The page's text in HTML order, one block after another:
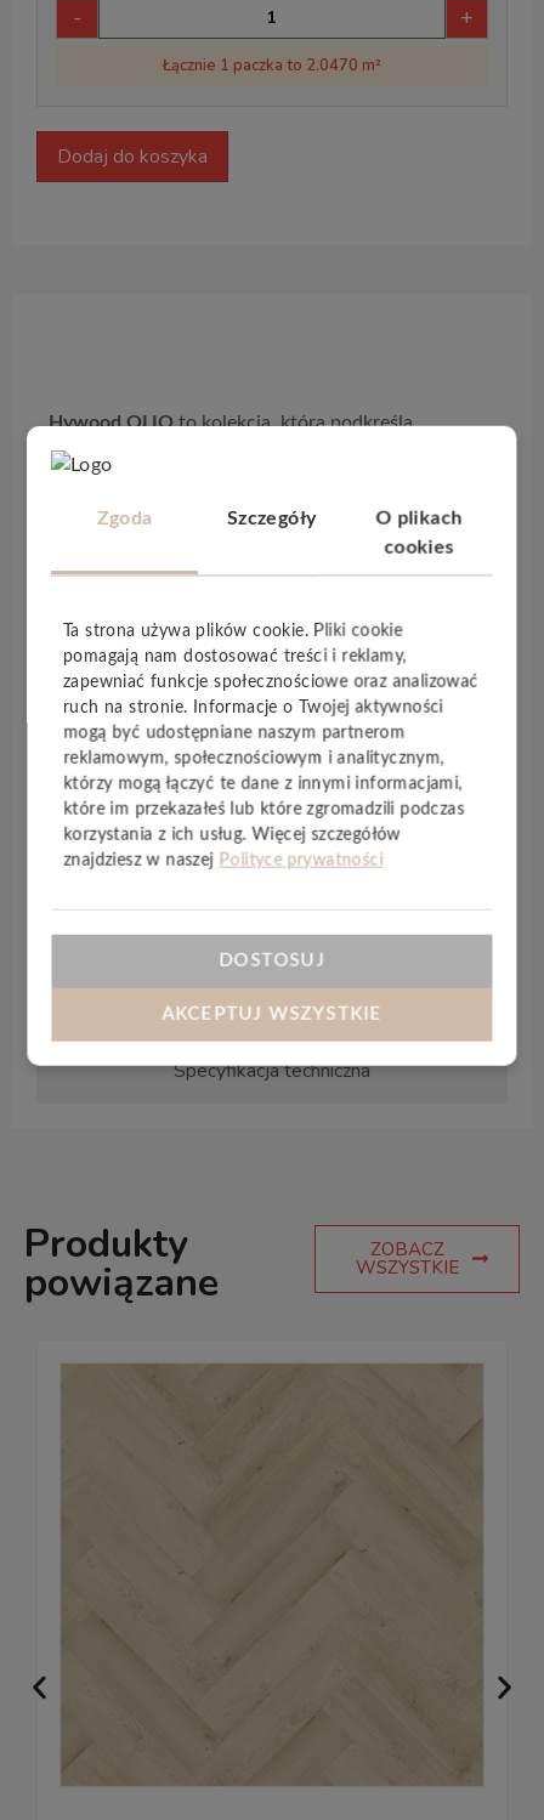
- +
Łącznie 1 paczka to 2.0470 m²
Dodaj do koszyka
Specyfikacja techniczna
Hywood OLIOto kolekcja, która podkreśla
prawdziwy, organiczny charakter drewna dzięki
wyjątkowej recepturze naturalnych olejów.
Wykorzystuje mieszanki oleju słonecznikowego, z
ostu oraz soi, dzięki czemu podłoga jest nie tylko
piękna, ale również bezpieczna dla domowników i
Każda deska jest poddawana
potrójnemu procesowi
olejowania, co znacząco zwiększa jejodporność na
wodę , zabrudzenia i nacisk. Olej głęboko wnika w
strukturę drewna, intensywnie nasycając pory i
wzmacniając materiał od środka. Dzięki temu
Hywood OLIOpozostaje trwale piękna, a jej
pielęgnacja jest prosta i naturalna.
To kolekcja stworzona dla osób, które cenią
trwałości i odporności podłogi
Produkty
powiązane
ZOBACZ
WSZYSTKIE
Zgoda Szczegóły
O plikach
cookies
Ta strona używa plików cookie. Pliki cookie
pomagają nam dostosować treści i reklamy,
zapewniać funkcje społecznościowe oraz analizować
ruch na stronie. Informacje o Twojej aktywności
mogą być udostępniane naszym partnerom
reklamowym, społecznościowym i analitycznym,
którzy mogą łączyć te dane z innymi informacjami,
które im przekazałeś lub które zgromadzili podczas
korzystania z ich usług. Więcej szczegółów
znajdziesz w naszej Polityce prywatności
DOSTOSUJ
AKCEPTUJ WSZYSTKIE